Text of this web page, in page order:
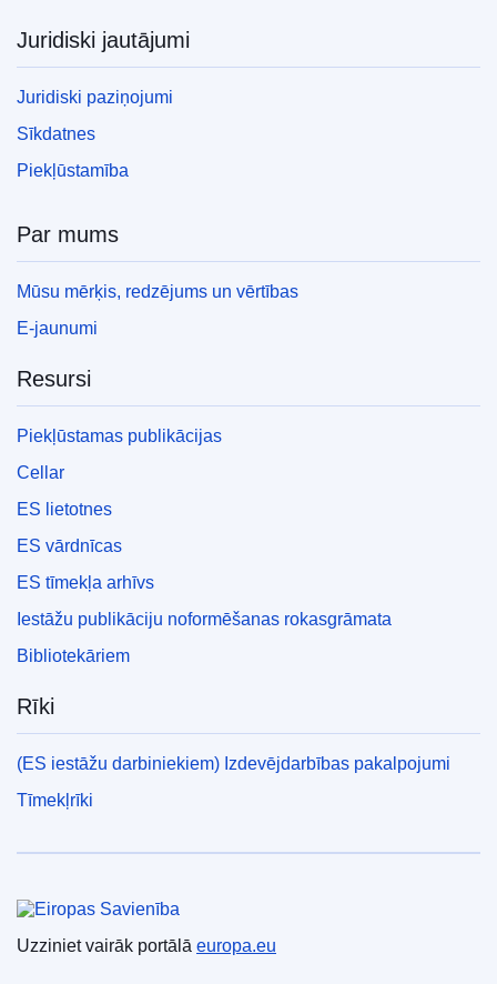
Juridiski jautājumi
Juridiski paziņojumi
Sīkdatnes
Piekļūstamība
Par mums
Mūsu mērķis, redzējums un vērtības
E-jaunumi
Resursi
Piekļūstamas publikācijas
Cellar
ES lietotnes
ES vārdnīcas
ES tīmekļa arhīvs
Iestāžu publikāciju noformēšanas rokasgrāmata
Bibliotekāriem
Rīki
(ES iestāžu darbiniekiem) Izdevējdarbības pakalpojumi
Tīmekļrīki
Uzziniet vairāk portālā europa.eu